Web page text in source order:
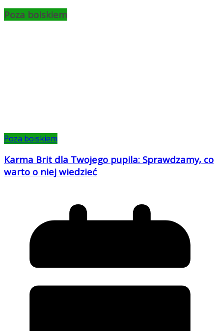
Poza boiskiem
Poza boiskiem
Karma Brit dla Twojego pupila: Sprawdzamy, co
warto o niej wiedzieć